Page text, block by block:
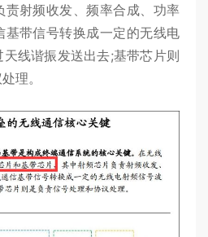
射频收发、频率合成、功率
基带信号转换成一定的无线电
线谐振发送出去;基带芯片则
理。